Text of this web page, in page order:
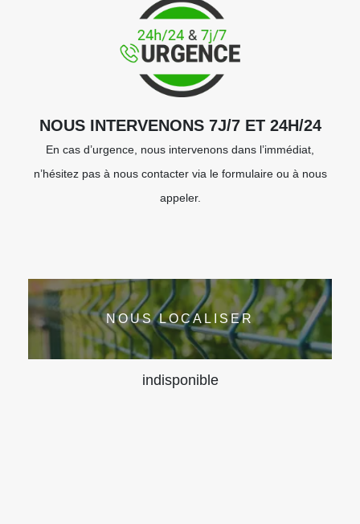
NOUS INTERVENONS 7J/7 ET 24H/24
En cas d’urgence, nous intervenons dans l’immédiat,
n’hésitez pas à nous contacter via le formulaire ou à nous
appeler.
NOUS LOCALISER
indisponible